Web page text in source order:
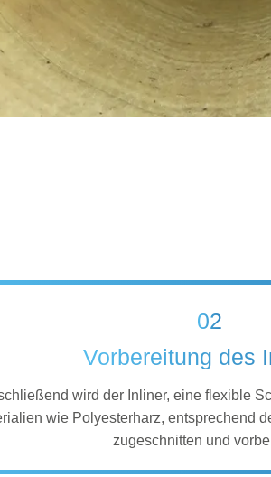
02
Vorbereitung des
wird der Inliner, eine flexible
wie Polyesterharz, entsprechend
zugeschnitten und